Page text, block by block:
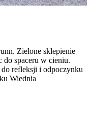
Zielone sklepienie
do spaceru w cieniu.
do refleksji i odpoczynku
Wiednia